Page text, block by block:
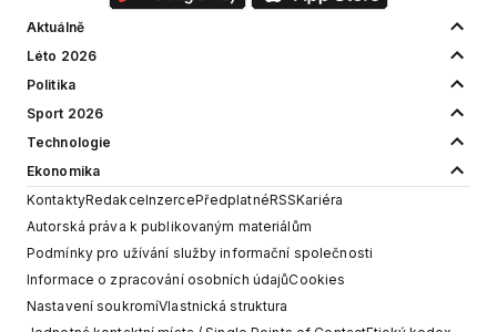
Aktuálně
Léto 2026
Politika
Sport 2026
Technologie
Ekonomika
KontaktyRedakceInzercePředplatnéRSSKariéra
Autorská práva k publikovaným materiálům
Podmínky pro užívání služby informační společnosti
Informace o zpracování osobních údajůCookies
Nastavení soukromíVlastnická struktura